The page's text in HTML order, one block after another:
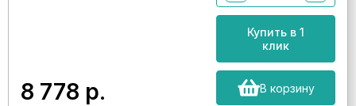
8 778 р.
Купить в 1
клик
В корзину